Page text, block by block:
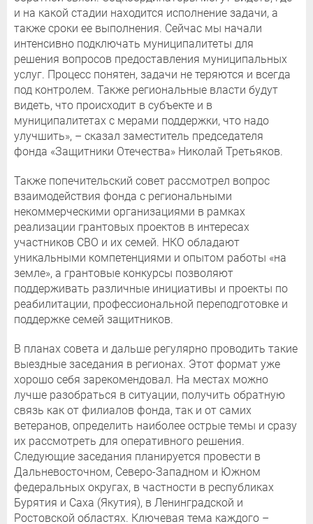
и на какой стадии находится исполнение задачи, а
также сроки ее выполнения. Сейчас мы начали
интенсивно подключать муниципалитеты для
решения вопросов предоставления муниципальных
услуг. Процесс понятен, задачи не теряются и всегда
под контролем. Также региональные власти будут
видеть, что происходит в субъекте и в
муниципалитетах с мерами поддержки, что надо
улучшить», – сказал заместитель председателя
фонда «Защитники Отечества» Николай Третьяков.
Также попечительский совет рассмотрел вопрос
взаимодействия фонда с региональными
некоммерческими организациями в рамках
реализации грантовых проектов в интересах
участников СВО и их семей. НКО обладают
уникальными компетенциями и опытом работы «на
земле», а грантовые конкурсы позволяют
поддерживать различные инициативы и проекты по
реабилитации, профессиональной переподготовке и
поддержке семей защитников.
В планах совета и дальше регулярно проводить такие
выездные заседания в регионах. Этот формат уже
хорошо себя зарекомендовал. На местах можно
лучше разобраться в ситуации, получить обратную
связь как от филиалов фонда, так и от самих
ветеранов, определить наиболее острые темы и сразу
их рассмотреть для оперативного решения.
Следующие заседания планируется провести в
Дальневосточном, Северо-Западном и Южном
федеральных округах, в частности в республиках
Бурятия и Саха (Якутия), в Ленинградской и
Ростовской областях. Ключевая тема каждого –